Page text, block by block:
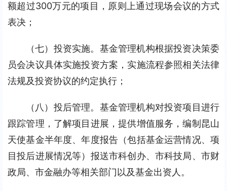
额超过300万元的项目，原则上通过现场会议的方式
表决；
（七）投资实施。基金管理机构根据投资决策委
员会决议具体实施投资方案，实施流程参照相关法律
法规及投资协议的约定执行；
（八）投后管理。基金管理机构对投资项目进行
跟踪管理，了解项目进展，提供增值服务，编制昆山
天使基金半年度、年度报告（包括基金运营情况、项
目投后进展情况等）报送市科创办、市科技局、市财
政局、市金融办等相关部门以及基金出资人。